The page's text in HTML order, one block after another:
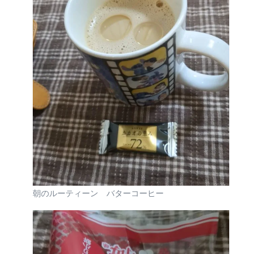
朝のルーティーン バターコーヒー